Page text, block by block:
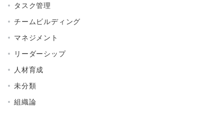
タスク管理
チームビルディング
マネジメント
リーダーシップ
人材育成
未分類
組織論